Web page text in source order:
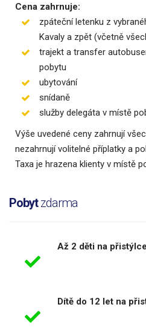
Cena zahrnuje:
zpáteční letenku z
Kavaly a zpět (včetně
trajekt a transfer
pobytu
ubytování
snídaně
služby delegáta v místě
Výše uvedené ceny zahrnují
nezahrnují volitelné příplatky a
Taxa je hrazena klienty v místě
Pobytzdarma
Až 2 děti na přistýlce
Dítě do 12 let na